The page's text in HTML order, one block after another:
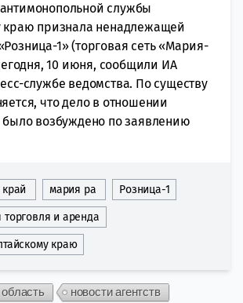
службы
краю признала ненадлежащей
1» (торговая сеть «Мария-
10 июня, сообщили ИА
службе ведомства. По существу
что дело в отношении
было возбуждено по заявлению
мария ра Розница-1
торговля и аренда
краю
новости агентств